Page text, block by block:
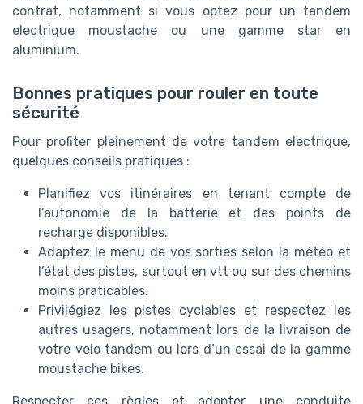
contrat, notamment si vous optez pour un tandem
electrique moustache ou une gamme star en
aluminium.
Bonnes pratiques pour rouler en toute
sécurité
Pour profiter pleinement de votre tandem electrique,
quelques conseils pratiques :
Planifiez vos itinéraires en tenant compte de
l’autonomie de la batterie et des points de
recharge disponibles.
Adaptez le menu de vos sorties selon la météo et
l’état des pistes, surtout en vtt ou sur des chemins
moins praticables.
Privilégiez les pistes cyclables et respectez les
autres usagers, notamment lors de la livraison de
votre velo tandem ou lors d’un essai de la gamme
moustache bikes.